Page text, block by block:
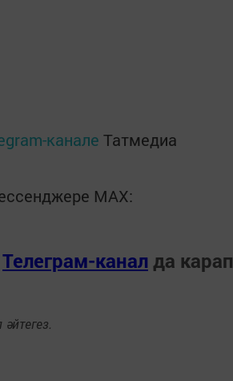
канале Татмедиа
MАХ:
Телеграм-канал да карап